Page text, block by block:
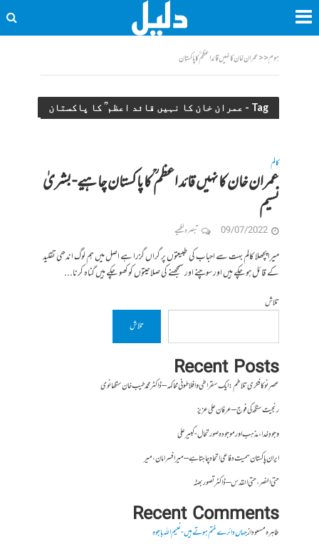
ہوم<<عمران خان کا نہیں قائد اعظم ؒ کا پاکستان
Tag - عمران خان کا نہیں قائد اعظم ؒ کا پاکستان
کالم
عمران خان کا نہیں قائد اعظم ؒ کا پاکستان چاہیے- بشریٰ
نسیم
09/07/2022 تبصرہ لکھیے
میرا پچھلا کالم بہت سے احباب کی طبیعتوں پر گراں گزرا ہے اصل میں ہم لوگ اندھی تقلید
کے قائل ہوچکے ہیں اور سوچنے اور سمجھنے کی صلاحیتوں کو کھو چکے ہیں گناہ کرنا...
تلاش
تلاش
Recent Posts
عصرِ نو کا فکری تلاطم: ایک سقراطی و افلاطونی محاکمہ – ڈاکٹر محمد طیب خان سنگھانوی
رنجیت سنگھ کی فوج – عرفان علی عزیز
وجودِ خدا، مذہب اور موجودہ صورتحال- کبیر علی
ایران پاکستان سمیت دفاعی اتحاد چاہتا ہے – میر افسر امان،میر
حتی النصر ، حتی القدس – ڈاکٹر تصور بھٹہ
Recent Comments
طاہرہ مسعودازجہاں دائرے ختم ہوتے ہیں- نعیم اللہ باجوہ